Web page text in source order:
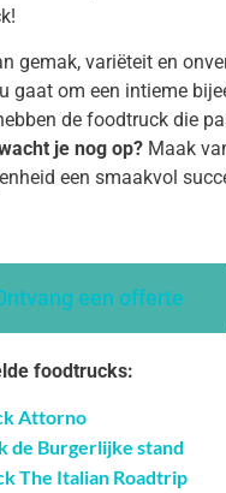
gemak, variëteit en
gaat om een intieme
de foodtruck die
je nog op? Maak
een smaakvol
een offerte
foodtrucks:
Attorno
de Burgerlijke stand
The Italian Roadtrip